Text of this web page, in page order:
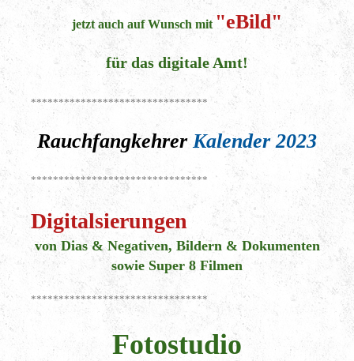
jetzt auch auf Wunsch mit "eBild"
für das digitale Amt!
********************************
Rauchfangkehrer Kalender 2023
********************************
Digitalsierungen
von Dias & Negativen, Bildern & Dokumenten
sowie Super 8 Filmen
********************************
Fotostudio